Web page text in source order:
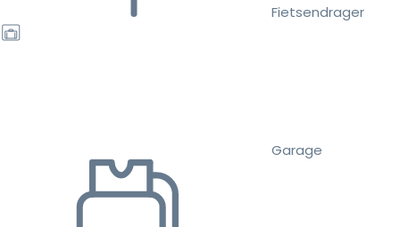
Fietsendrager
Garage